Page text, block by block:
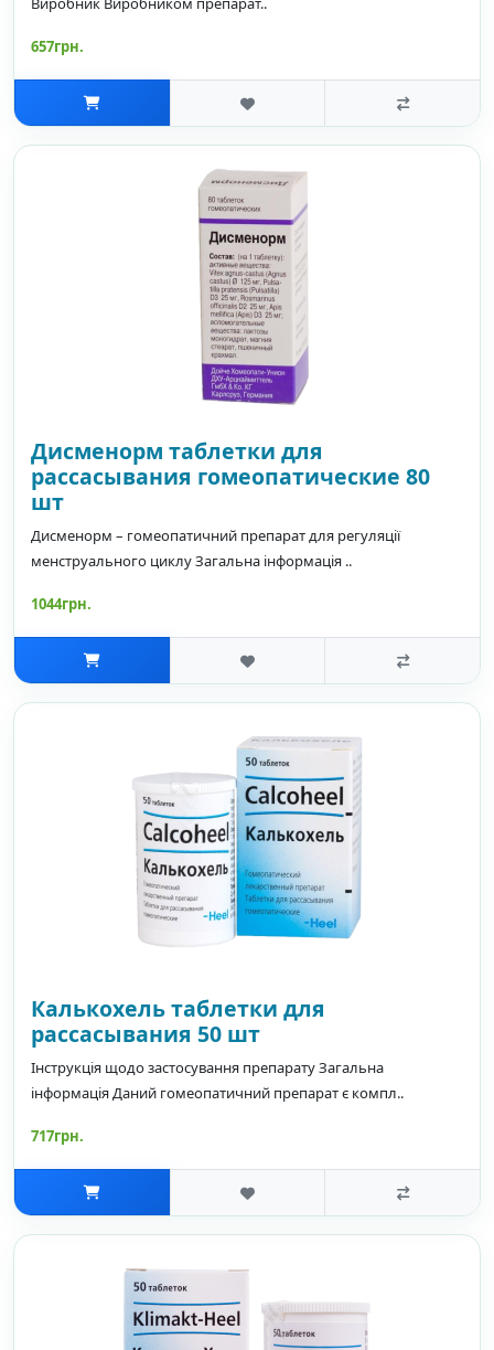
657грн.
Дисменорм таблетки для
рассасывания гомеопатические 80
шт
Дисменорм – гомеопатичний препарат для регуляції
менструального циклу Загальна інформація ..
1044грн.
Калькохель таблетки для
рассасывания 50 шт
Інструкція щодо застосування препарату Загальна
інформація Даний гомеопатичний препарат є компл..
717грн.